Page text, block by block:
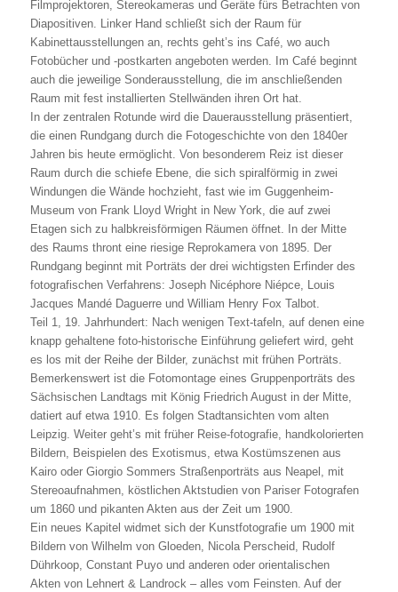
Filmprojektoren, Stereokameras und Geräte fürs Betrachten von
Diapositiven. Linker Hand schließt sich der Raum für
Kabinettausstellungen an, rechts geht’s ins Café, wo auch
Fotobücher und -postkarten angeboten werden. Im Café beginnt
auch die jeweilige Sonderausstellung, die im anschließenden
Raum mit fest installierten Stellwänden ihren Ort hat.
In der zentralen Rotunde wird die Dauerausstellung präsentiert,
die einen Rundgang durch die Fotogeschichte von den 1840er
Jahren bis heute ermöglicht. Von besonderem Reiz ist dieser
Raum durch die schiefe Ebene, die sich spiralförmig in zwei
Windungen die Wände hochzieht, fast wie im Guggenheim-
Museum von Frank Lloyd Wright in New York, die auf zwei
Etagen sich zu halbkreisförmigen Räumen öffnet. In der Mitte
des Raums thront eine riesige Reprokamera von 1895. Der
Rundgang beginnt mit Porträts der drei wichtigsten Erfinder des
fotografischen Verfahrens: Joseph Nicéphore Niépce, Louis
Jacques Mandé Daguerre und William Henry Fox Talbot.
Teil 1, 19. Jahrhundert: Nach wenigen Text-tafeln, auf denen eine
knapp gehaltene foto-historische Einführung geliefert wird, geht
es los mit der Reihe der Bilder, zunächst mit frühen Porträts.
Bemerkenswert ist die Fotomontage eines Gruppenporträts des
Sächsischen Landtags mit König Friedrich August in der Mitte,
datiert auf etwa 1910. Es folgen Stadtansichten vom alten
Leipzig. Weiter geht’s mit früher Reise-fotografie, handkolorierten
Bildern, Beispielen des Exotismus, etwa Kostümszenen aus
Kairo oder Giorgio Sommers Straßenporträts aus Neapel, mit
Stereoaufnahmen, köstlichen Aktstudien von Pariser Fotografen
um 1860 und pikanten Akten aus der Zeit um 1900.
Ein neues Kapitel widmet sich der Kunstfotografie um 1900 mit
Bildern von Wilhelm von Gloeden, Nicola Perscheid, Rudolf
Dührkoop, Constant Puyo und anderen oder orientalischen
Akten von Lehnert & Landrock – alles vom Feinsten. Auf der